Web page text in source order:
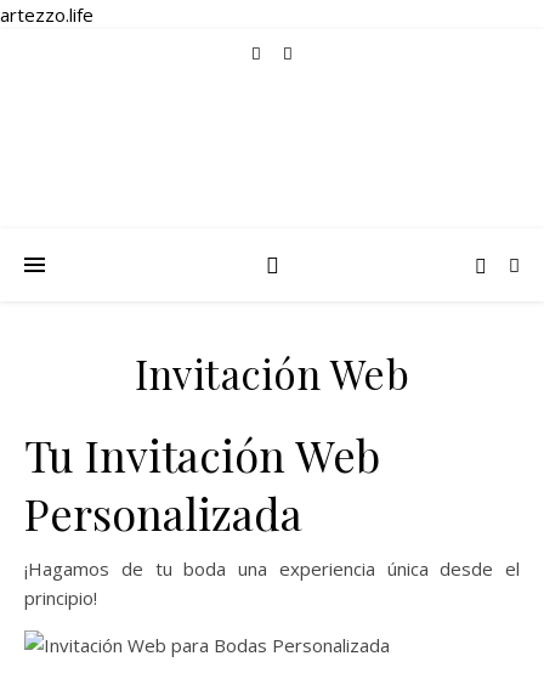
artezzo.life
Invitación Web
Tu Invitación Web
Personalizada
¡Hagamos de tu boda una experiencia única desde el
principio!